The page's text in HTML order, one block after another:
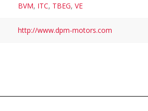
BVM, ITC, TBEG,VE
http://www.dpm-motors.com